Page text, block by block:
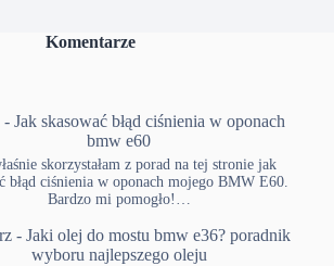
Komentarze
-Jak skasować błąd ciśnienia w oponach
bmw e60
skorzystałam z porad na tej stronie jak
błąd ciśnienia w oponach mojego BMW E60.
Bardzo mi pomogło!…
- Jaki olej do mostu bmw e36? poradnik
wyboru najlepszego oleju